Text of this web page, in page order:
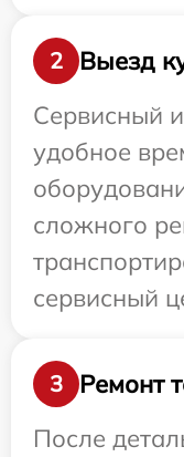
2
Выезд
Сервисный
удобное
сложного
сервисный
3
Ремонт
После